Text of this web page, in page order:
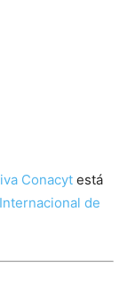
Conacyt está
de